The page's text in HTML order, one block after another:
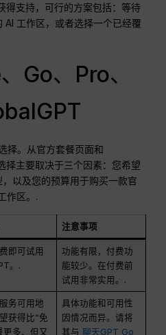
得支持，可行的方案包括：等待
AI 工作区，或者选择一个已经覆
Go、Pro、
择。从官方套餐页面和
择主要取决于三个因素：您希望
以及您的预算用于购买一款官
作区。.
注意事项
即可试用
。.
功能有限，付费功
能较少。在付费前
试用非常实用。.
务可用地
获得比“免
更多、但又
具体功能和可用性
因情况而异。请将
其与 聊天GPT Go